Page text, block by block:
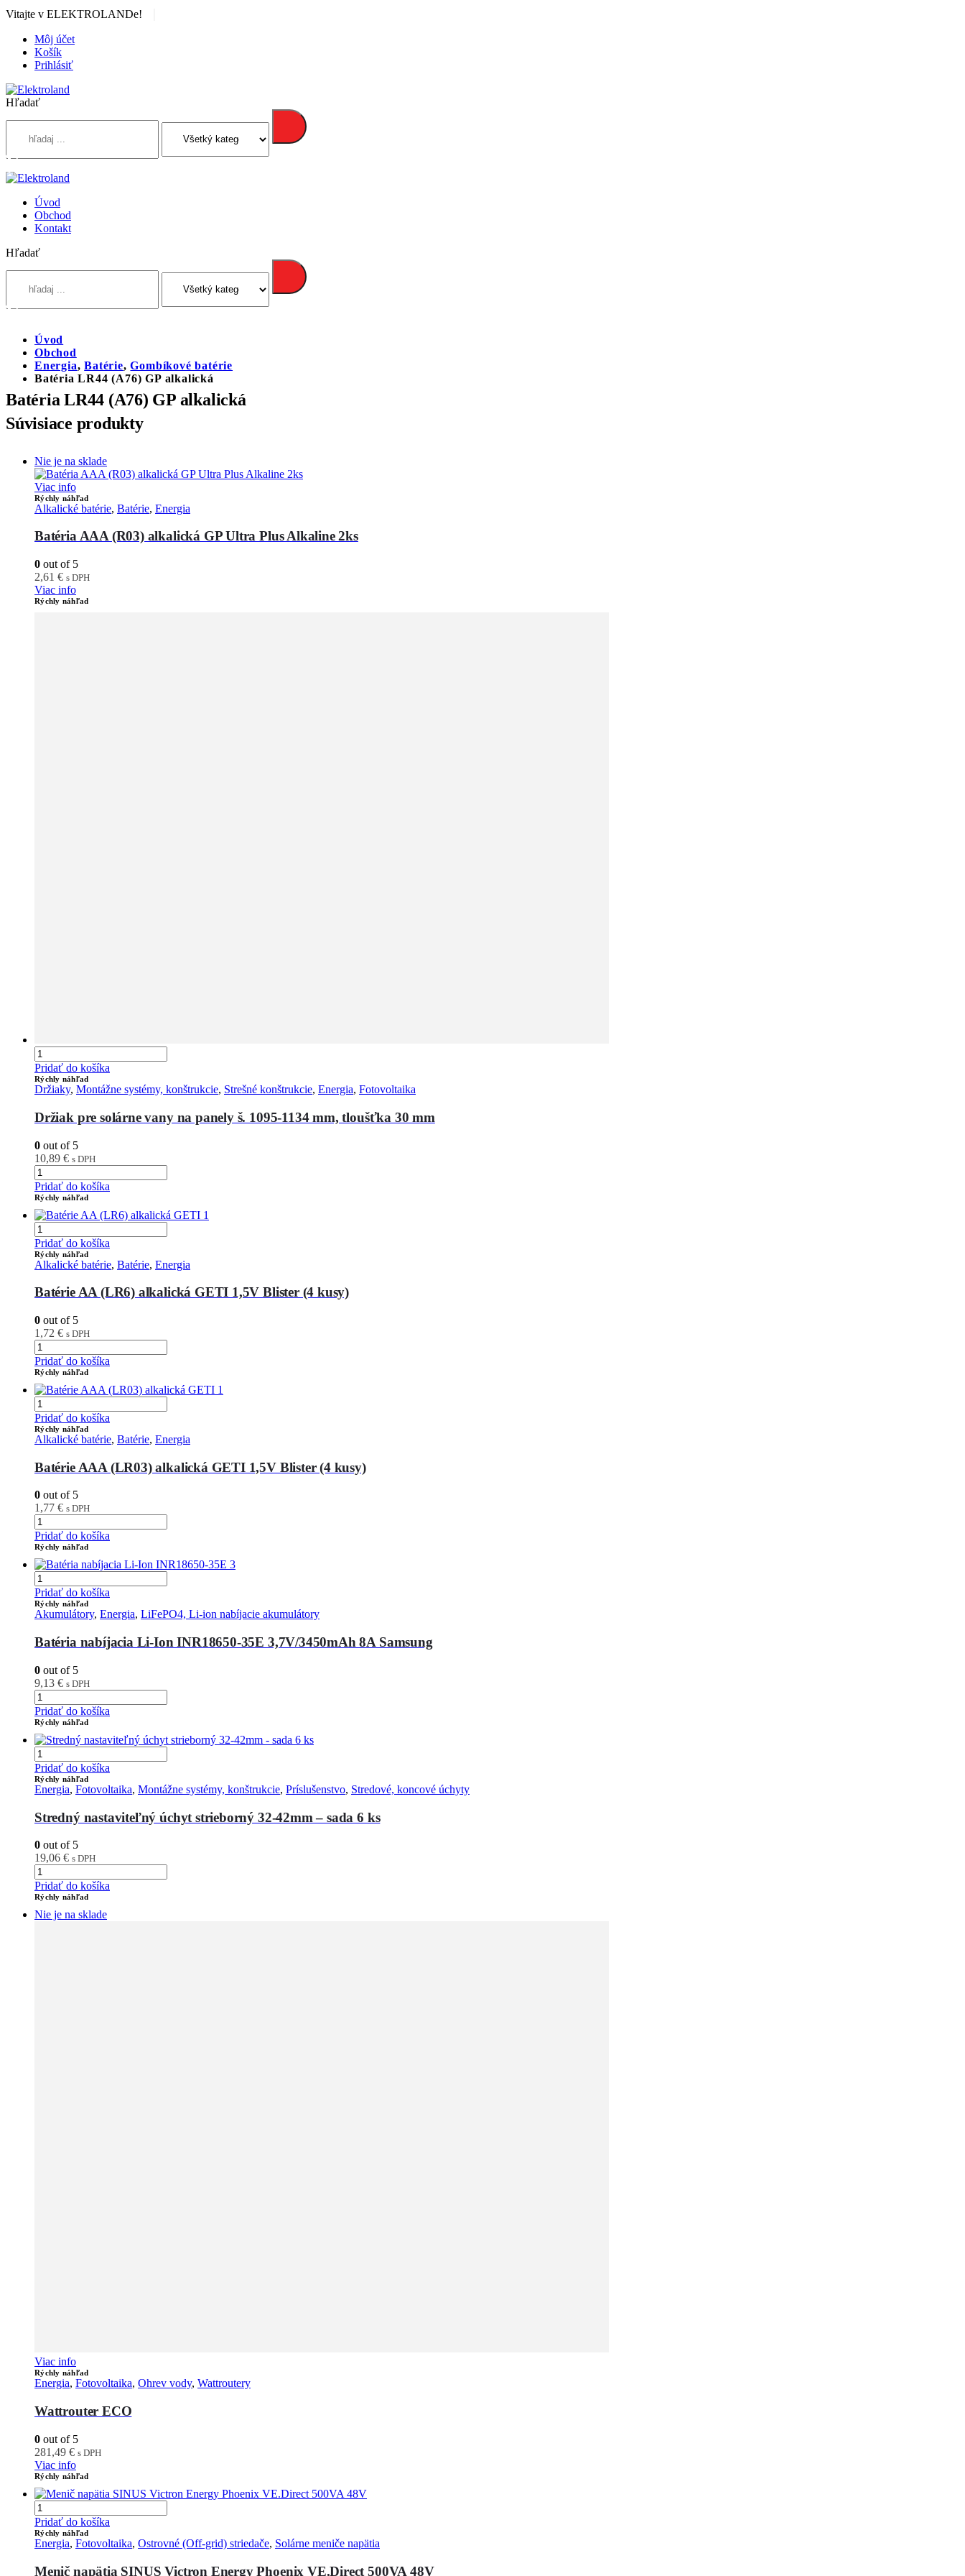
Vitajte v ELEKTROLANDe!
Môj účet
Košík
Prihlásiť
Hľadať
Úvod
Obchod
Kontakt
Hľadať
Úvod
Obchod
Energia,Batérie,Gombíkové batérie
Batéria LR44 (A76) GP alkalická
Batéria LR44 (A76) GP alkalická
Súvisiace produkty
Nie je na sklade
Viac info
Rýchly náhľad
Alkalické batérie, Batérie, Energia
Batéria AAA (R03) alkalická GP Ultra Plus Alkaline 2ks
0 out of 5
2,61 € s DPH
Viac info
Rýchly náhľad
Pridať do košíka
Rýchly náhľad
Držiaky, Montážne systémy, konštrukcie, Strešné konštrukcie, Energia, Fotovoltaika
Držiak pre solárne vany na panely š. 1095-1134 mm, tloušťka 30 mm
0 out of 5
10,89 € s DPH
Pridať do košíka
Rýchly náhľad
Pridať do košíka
Rýchly náhľad
Alkalické batérie, Batérie, Energia
Batérie AA (LR6) alkalická GETI 1,5V Blister (4 kusy)
0 out of 5
1,72 € s DPH
Pridať do košíka
Rýchly náhľad
Pridať do košíka
Rýchly náhľad
Alkalické batérie, Batérie, Energia
Batérie AAA (LR03) alkalická GETI 1,5V Blister (4 kusy)
0 out of 5
1,77 € s DPH
Pridať do košíka
Rýchly náhľad
Pridať do košíka
Rýchly náhľad
Akumulátory, Energia, LiFePO4, Li-ion nabíjacie akumulátory
Batéria nabíjacia Li-Ion INR18650-35E 3,7V/3450mAh 8A Samsung
0 out of 5
9,13 € s DPH
Pridať do košíka
Rýchly náhľad
Pridať do košíka
Rýchly náhľad
Energia, Fotovoltaika, Montážne systémy, konštrukcie, Príslušenstvo, Stredové, koncové úchyty
Stredný nastaviteľný úchyt strieborný 32-42mm – sada 6 ks
0 out of 5
19,06 € s DPH
Pridať do košíka
Rýchly náhľad
Nie je na sklade
Viac info
Rýchly náhľad
Energia, Fotovoltaika, Ohrev vody, Wattroutery
Wattrouter ECO
0 out of 5
281,49 € s DPH
Viac info
Rýchly náhľad
Pridať do košíka
Rýchly náhľad
Energia, Fotovoltaika, Ostrovné (Off-grid) striedače, Solárne meniče napätia
Menič napätia SINUS Victron Energy Phoenix VE.Direct 500VA 48V